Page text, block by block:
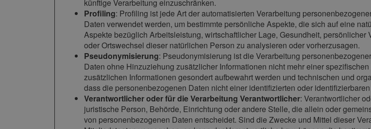
künftige Verarbeitung einzuschränken.
Profiling: Profiling ist jede Art der automatisierten Verarbeitung
Daten verwendet werden, um bestimmte persönliche Aspekte, die sich auf eine
Aspekte bezüglich Arbeitsleistung, wirtschaftlicher Lage, Gesundheit,
oder Ortswechsel dieser natürlichen Person zu analysieren oder vorherzusagen.
Pseudonymisierung: Pseudonymisierung ist die Verarbeitung
Daten ohne Hinzuziehung zusätzlicher Informationen nicht mehr einer
zusätzlichen Informationen gesondert aufbewahrt werden und technischen und
dass die personenbezogenen Daten nicht einer identifizierten oder
Verantwortlicher oder für die Verarbeitung Verantwortlicher: Verantwortlicher
juristische Person, Behörde, Einrichtung oder andere Stelle, die allein oder
von personenbezogenen Daten entscheidet. Sind die Zwecke und Mittel dieser